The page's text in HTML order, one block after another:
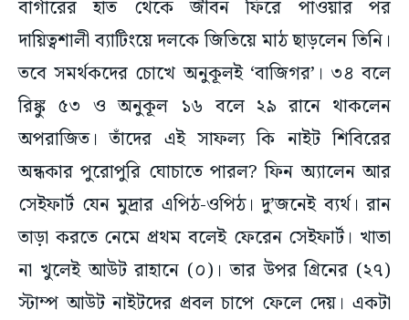
বার্গারের হাত থেকে জীবন ফিরে পাওয়ার পর
দায়িত্বশালী ব্যাটিংয়ে দলকে জিতিয়ে মাঠ ছাড়লেন তিনি।
তবে সমর্থকদের চোখে অনুকূলই ‘বাজিগর’। ৩৪ বলে
রিঙ্কু ৫৩ ও অনুকূল ১৬ বলে ২৯ রানে থাকলেন
অপরাজিত। তাঁদের এই সাফল্য কি নাইট শিবিরের
অন্ধকার পুরোপুরি ঘোচাতে পারল? ফিন অ্যালেন আর
সেইফার্ট যেন মুদ্রার এপিঠ-ওপিঠ। দু’জনেই ব্যর্থ। রান
তাড়া করতে নেমে প্রথম বলেই ফেরেন সেইফার্ট। খাতা
না খুলেই আউট রাহানে (০)। তার উপর গ্রিনের (২৭)
স্টাম্প আউট নাইটদের প্রবল চাপে ফেলে দেয়। একটা